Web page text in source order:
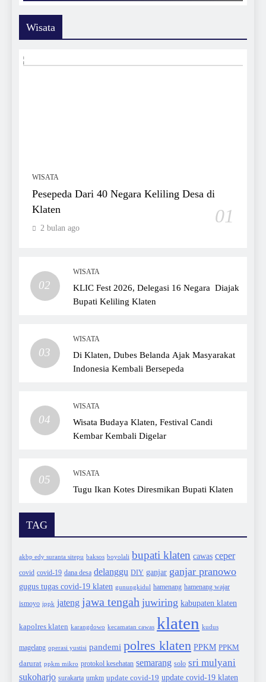
Wisata
WISATA
Pesepeda Dari 40 Negara Keliling Desa di
Klaten
01
2 bulan ago
02
WISATA
KLIC Fest 2026, Delegasi 16 Negara Diajak
Bupati Keliling Klaten
03
WISATA
Di Klaten, Dubes Belanda Ajak Masyarakat
Indonesia Kembali Bersepeda
04
WISATA
Wisata Budaya Klaten, Festival Candi
Kembar Kembali Digelar
05
WISATA
Tugu Ikan Kotes Diresmikan Bupati Klaten
TAG
akbp edy suranta sitepu baksos boyolali bupati klaten cawas ceper
covid covid-19 dana desa delanggu DIY ganjar ganjar pranowo
gugus tugas covid-19 klaten gunungkidul hamenang hamenang wajar
ismoyo ippk jateng jawa tengah juwiring kabupaten klaten
kapolres klaten karangdowo kecamatan cawas klaten kudus
magelang operasi yustisi pandemi polres klaten PPKM PPKM
darurat ppkm mikro protokol kesehatan semarang solo sri mulyani
sukoharjo surakarta umkm update covid-19 update covid-19 klaten